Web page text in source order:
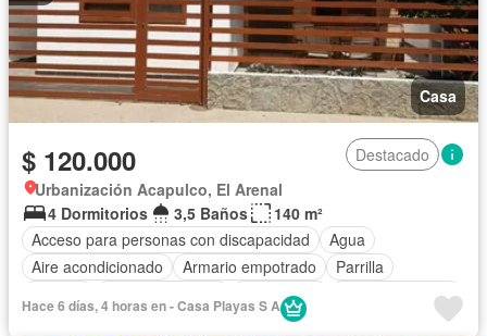
Casa
$ 120.000
Destacado
Urbanización Acapulco, El Arenal
4 Dormitorios
3,5 Baños
140 m²
Acceso para personas con discapacidad
Agua
Aire acondicionado
Armario empotrado
Parrilla
Electricidad
Estacionamiento
Internet Seguridad
Hace 6 días, 4 horas en - Casa Playas S A